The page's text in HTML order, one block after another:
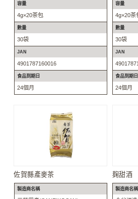
容量
4g×20茶包
數量
30袋
JAN
4901787160016
食品到期日
24個月
容量
4g×20茶
數量
30袋
JAN
食品到期日
24個月
佐賀縣產麥茶
製造商名稱
麹甜酒
製造商名稱